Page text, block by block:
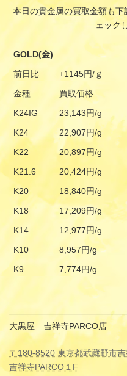
本日の貴金属の買取金額も
ェック
GOLD(金)
前日比
+1145円/ｇ
金種
買取価格
K24IG
23,143円/g
K24
22,907円/g
K22
20,897円/g
K21.6
20,424円/g
K20
18,840円/g
K18
17,209円/g
K14
12,977円/g
K10
8,957円/g
K9
7,774円/g
大黒屋 吉祥寺PARCO店
〒180-8520 東京都武蔵野市
吉祥寺PARCO１F